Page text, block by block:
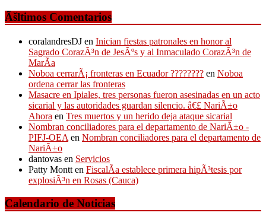
Ãšltimos Comentarios
coralandresDJ en Inician fiestas patronales en honor al
Sagrado CorazÃ³n de JesÃºs y al Inmaculado CorazÃ³n de
MarÃ­a
Noboa cerrarÃ¡ fronteras en Ecuador ???????? en Noboa
ordena cerrar las fronteras
Masacre en Ipiales, tres personas fueron asesinadas en un acto
sicarial y las autoridades guardan silencio. â€£ NariÃ±o
Ahora en Tres muertos y un herido deja ataque sicarial
Nombran conciliadores para el departamento de NariÃ±o -
PIFJ-OEA en Nombran conciliadores para el departamento de
NariÃ±o
dantovas en Servicios
Patty Montt en FiscalÃ­a establece primera hipÃ³tesis por
explosiÃ³n en Rosas (Cauca)
Calendario de Noticias